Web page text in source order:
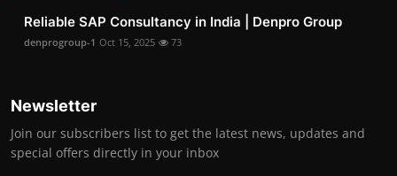
Reliable SAP Consultancy in India | Denpro Group
denprogroup-1 Oct 15, 2025 73
Newsletter
Join our subscribers list to get the latest news, updates and
special offers directly in your inbox